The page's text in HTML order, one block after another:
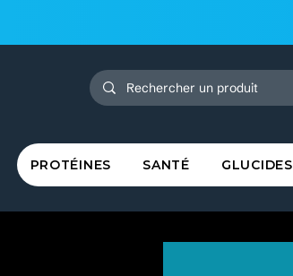
PROTÉINES SANTÉ GLUCIDES